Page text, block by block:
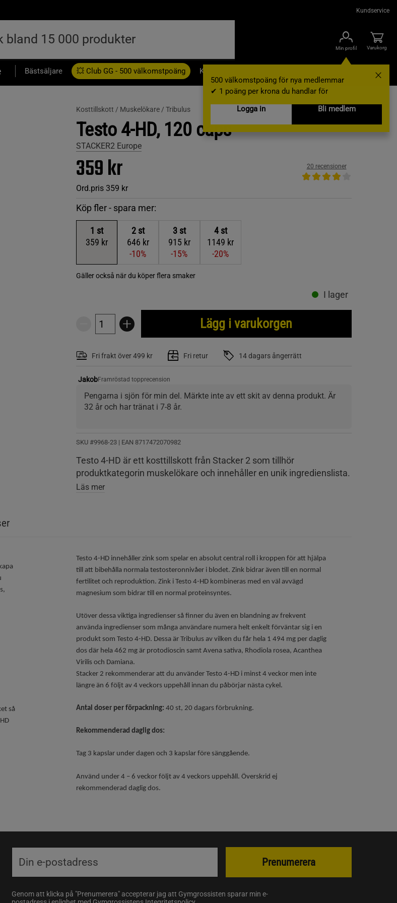
Kundservice
Min profil
500 välkomstpoäng för nya medlemmar
✔ 1 poäng per krona du handlar för
Logga in
Bli medlem
Varukorg
Bästsäljare 💥 Club GG - 500 välkomstpoäng Kampanjer
Kosttillskott / Muskelökare / Tribulus
Testo 4-HD, 120 caps
STACKER2 Europe
359 kr
Ord.pris 359 kr
20 recensioner
Köp fler - spara mer:
1 st
359 kr
2st
646 kr
-10%
3st
915 kr
-15%
4st
1149 kr
-20%
Gäller också när du köper flera smaker
I lager
Lägg i varukorgen
Fri frakt över 499 kr Fri retur 14 dagars ångerrätt
JakobFramröstad topprecension
Pengarna i sjön för min del. Märkte inte av ett skit av denna produkt. Är
32 år och har tränat i 7-8 år.
SKU #9968-23 | EAN 8717472070982
Testo 4-HD är ett kosttillskott från Stacker 2 som tillhör
produktkategorin muskelökare och innehåller en unik ingredienslista.
Läs mer
så
Testo 4-HD innehåller zink som spelar en absolut central roll i kroppen för att hjälpa
till att bibehålla normala testosteronnivåer i blodet. Zink bidrar även till en normal
fertilitet och reproduktion. Zink i Testo 4-HD kombineras med en väl avvägd
magnesium som bidrar till en normal proteinsyntes.
Utöver dessa viktiga ingredienser så finner du även en blandning av frekvent
använda ingredienser som många användare numera helt enkelt förväntar sig i en
produkt som Testo 4-HD. Dessa är Tribulus av vilken du får hela 1 494 mg per daglig
dos där hela 462 mg är protodioscin samt Avena sativa, Rhodiola rosea, Acanthea
Virilis och Damiana.
Stacker 2 rekommenderar att du använder Testo 4-HD i minst 4 veckor men inte
längre än 6 följt av 4 veckors uppehåll innan du påbörjar nästa cykel.
Antal doser per förpackning: 40 st, 20 dagars förbrukning.
Rekommenderad daglig dos:
Tag 3 kapslar under dagen och 3 kapslar före sänggående.
Använd under 4 – 6 veckor följt av 4 veckors uppehåll. Överskrid ej
rekommenderad daglig dos.
Genom att klicka på "Prenumerera" accepterar jag att Gymgrossisten sparar min e-
Prenumerera